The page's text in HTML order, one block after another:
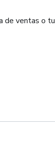
de ventas o tu